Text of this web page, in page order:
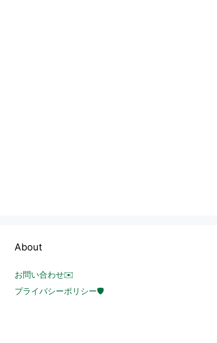
About
お問い合わせ✉️
プライバシーポリシー🛡️